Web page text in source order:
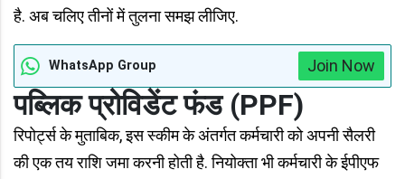
है. अब चलिए तीनों में तुलना समझ लीजिए.
WhatsApp Group Join Now
पब्लिक प्रोविडेंट फंड (PPF)
रिपोर्ट्स के मुताबिक, इस स्कीम के अंतर्गत कर्मचारी को अपनी सैलरी
की एक तय राशि जमा करनी होती है. नियोक्ता भी कर्मचारी के ईपीएफ